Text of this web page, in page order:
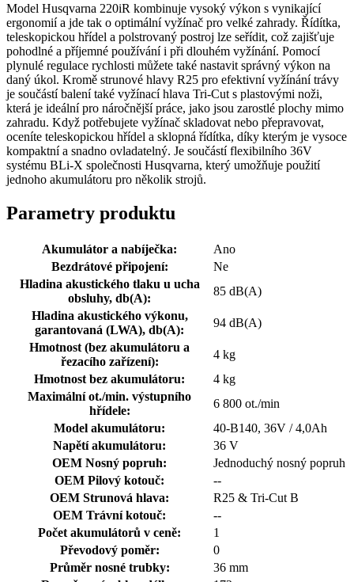
Model Husqvarna 220iR kombinuje vysoký výkon s vynikající
ergonomií a jde tak o optimální vyžínač pro velké zahrady. Řídítka,
teleskopickou hřídel a polstrovaný postroj lze seřídit, což zajišťuje
pohodlné a příjemné používání i při dlouhém vyžínání. Pomocí
plynulé regulace rychlosti můžete také nastavit správný výkon na
daný úkol. Kromě strunové hlavy R25 pro efektivní vyžínání trávy
je součástí balení také vyžínací hlava Tri-Cut s plastovými noži,
která je ideální pro náročnější práce, jako jsou zarostlé plochy mimo
zahradu. Když potřebujete vyžínač skladovat nebo přepravovat,
oceníte teleskopickou hřídel a sklopná řídítka, díky kterým je vysoce
kompaktní a snadno ovladatelný. Je součástí flexibilního 36V
systému BLi-X společnosti Husqvarna, který umožňuje použití
jednoho akumulátoru pro několik strojů.
Parametry produktu
Akumulátor a nabíječka:
Ano
Bezdrátové připojení:
Ne
Hladina akustického tlaku u ucha
obsluhy, db(A):
85 dB(A)
Hladina akustického výkonu,
garantovaná (LWA), db(A):
94 dB(A)
Hmotnost (bez akumulátoru a
řezacího zařízení):
4 kg
Hmotnost bez akumulátoru:
4 kg
Maximální ot./min. výstupního
hřídele:
6 800 ot./min
Model akumulátoru:
40-B140, 36V / 4,0Ah
Napětí akumulátoru:
36 V
OEM Nosný popruh:
Jednoduchý nosný popruh
OEM Pilový kotouč:
--
OEM Strunová hlava:
R25 & Tri-Cut B
OEM Trávní kotouč:
--
Počet akumulátorů v ceně:
1
Převodový poměr:
0
Průměr nosné trubky:
36 mm